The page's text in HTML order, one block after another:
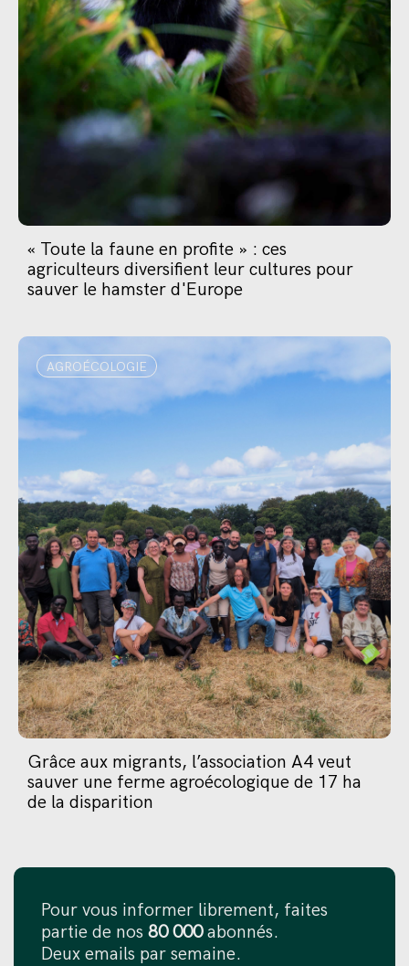
« Toute la faune en profite » : ces
agriculteurs diversifient leur cultures pour
sauver le hamster d'Europe
AGROÉCOLOGIE
Grâce aux migrants, l’association A4 veut
sauver une ferme agroécologique de 17 ha
de la disparition
Pour vous informer librement, faites
partie de nos 80 000abonnés.
Deux emails par semaine.